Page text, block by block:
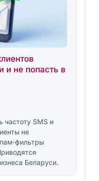
и не попасть в
частоту SMS и
не
Беларуси.